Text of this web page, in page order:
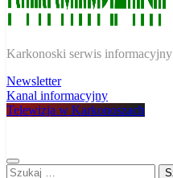
W Karkonoszach
Karkonoski serwis informacyjny
Newsletter
Kanal informacyjny
Telewizja w Karkonoszach
Szukaj: